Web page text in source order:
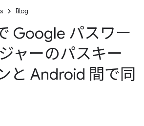
Blog
Google パスワー
ャーのパスキー
と Android 間で同